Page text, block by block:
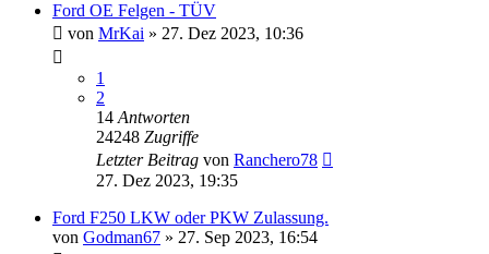
Ford OE Felgen - TÜV
von MrKai » 27. Dez 2023, 10:36
1
2
14 Antworten
24248 Zugriffe
Letzter Beitrag von Ranchero78
27. Dez 2023, 19:35
Ford F250 LKW oder PKW Zulassung.
von Godman67 » 27. Sep 2023, 16:54